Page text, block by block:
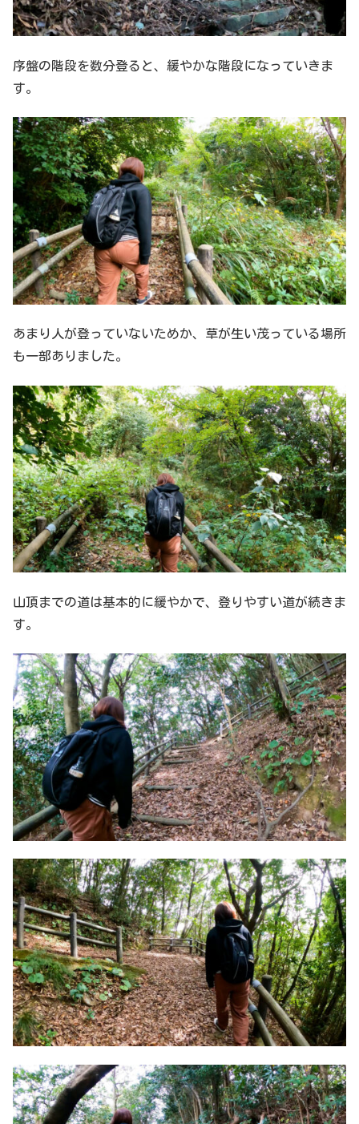
序盤の階段を数分登ると、緩やかな階段になっていきま
す。
あまり人が登っていないためか、草が生い茂っている場所
も一部ありました。
山頂までの道は基本的に緩やかで、登りやすい道が続きま
す。